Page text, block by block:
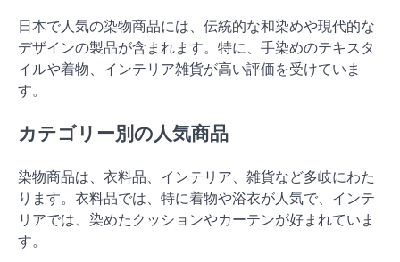
日本で人気の染物商品には、伝統的な和染めや現代的な
デザインの製品が含まれます。特に、手染めのテキスタ
イルや着物、インテリア雑貨が高い評価を受けていま
す。
カテゴリー別の人気商品
染物商品は、衣料品、インテリア、雑貨など多岐にわた
ります。衣料品では、特に着物や浴衣が人気で、インテ
リアでは、染めたクッションやカーテンが好まれていま
す。